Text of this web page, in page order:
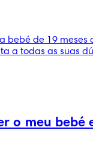
bebé de 19
a todas as suas
o meu